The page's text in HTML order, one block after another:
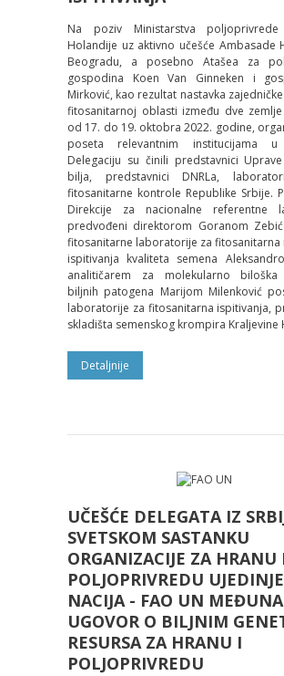
Na poziv Ministarstva poljoprivrede
Holandije uz aktivno učešće Ambasade
Beogradu, a posebno Atašea za
gospodina Koen Van Ginneken i
Mirković, kao rezultat nastavka
fitosanitarnoj oblasti između dve
od 17. do 19. oktobra 2022. godine,
poseta relevantnim institucijama u
Delegaciju su činili predstavnici
bilja, predstavnici DNRLa,
fitosanitarne kontrole Republike Srbije.
Direkcije za nacionalne referentne
predvođeni direktorom Goranom
fitosanitarne laboratorije za fitosanitarna
ispitivanja kvaliteta semena
analitičarem za molekularno biloška
biljnih patogena Marijom Milenković
laboratorije za fitosanitarna ispitivanja,
skladišta semenskog krompira Kraljevine
Detaljnije
UČEŠĆE DELEGATA IZ
SVETSKOM SASTANKU
ORGANIZACIJE ZA HRANU
POLJOPRIVREDU
NACIJA - FAO UN
UGOVOR O BILJNIM
RESURSA ZA HRANU I
POLJOPRIVREDU